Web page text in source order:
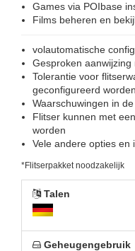
Games via POIbase
Films beheren en
volautomatische
Gesproken
Tolerantie voor
geconfigureerd worden
Waarschuwingen in
Flitser kunnen met
worden
Vele andere opties en
*Flitserpakket noodzakelijk
Talen
Geheugengebruik